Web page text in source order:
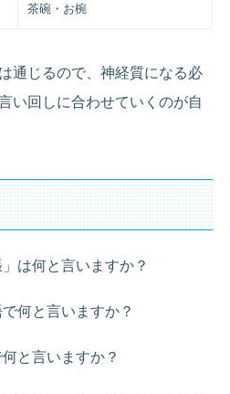
茶碗・お椀
通じるので、神経質になる必
い回しに合わせていくのが自
は何と言いますか？
何と言いますか？
と言いますか？